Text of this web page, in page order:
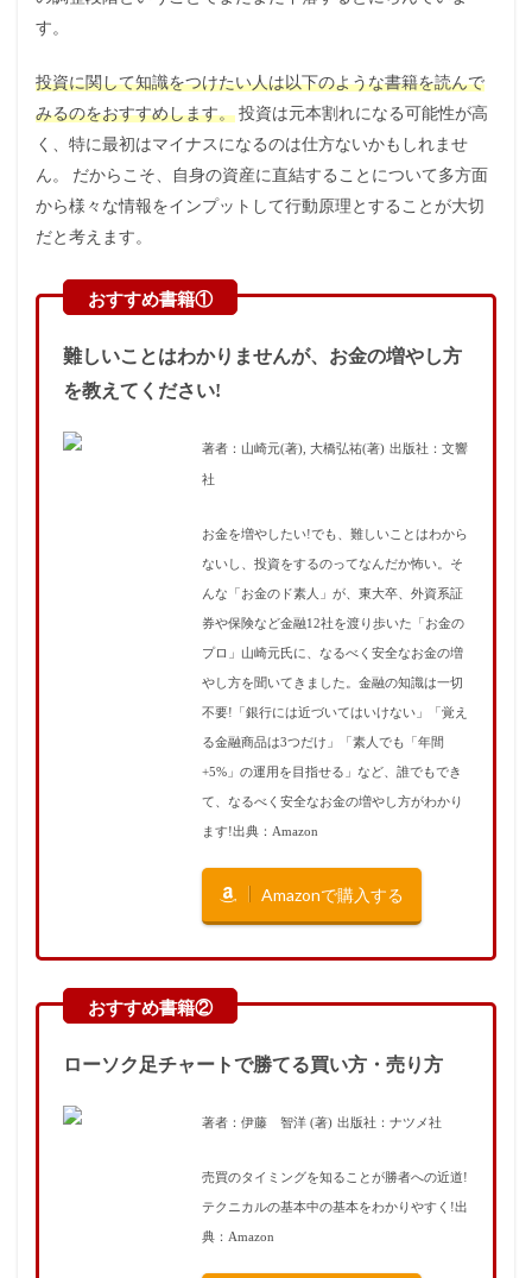
す。
投資に関して知識をつけたい人は以下のような書籍を読んで
みるのをおすすめします。 投資は元本割れになる可能性が高
く、特に最初はマイナスになるのは仕方ないかもしれませ
ん。
だからこそ、自身の資産に直結することについて多方面
から様々な情報をインプットして行動原理とすることが大切
だと考えます。
難しいことはわかりませんが、お金の増やし方
を教えてください!
著者：山崎元(著), 大橋弘祐(著) 出版社：文響
社
お金を増やしたい!でも、難しいことはわから
ないし、投資をするのってなんだか怖い。そ
んな「お金のド素人」が、東大卒、外資系証
券や保険など金融12社を渡り歩いた「お金の
プロ」山崎元氏に、なるべく安全なお金の増
やし方を聞いてきました。金融の知識は一切
不要!「銀行には近づいてはいけない」「覚え
る金融商品は3つだけ」「素人でも「年間
+5%」の運用を目指せる」など、誰でもでき
て、なるべく安全なお金の増やし方がわかり
ます!出典：Amazon
Amazonで購入する
ローソク足チャートで勝てる買い方・売り方
著者：伊藤 智洋 (著) 出版社：ナツメ社
売買のタイミングを知ることが勝者への近道!
テクニカルの基本中の基本をわかりやすく!出
典：Amazon